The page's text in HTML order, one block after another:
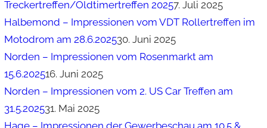
Treckertreffen/Oldtimertreffen 20257. Juli 2025
Halbemond – Impressionen vom VDT Rollertreffen im
Motodrom am 28.6.202530. Juni 2025
Norden – Impressionen vom Rosenmarkt am
15.6.202516. Juni 2025
Norden – Impressionen vom 2. US Car Treffen am
31.5.202531. Mai 2025